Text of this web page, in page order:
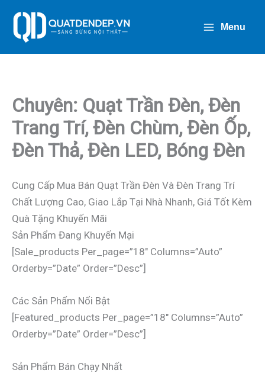
Dung
Menu
Chuyên: Quạt Trần Đèn, Đèn
Trang Trí, Đèn Chùm, Đèn Ốp,
Đèn Thả, Đèn LED, Bóng Đèn
Cung Cấp Mua Bán Quạt Trần Đèn Và Đèn Trang Trí
Chất Lượng Cao, Giao Lắp Tại Nhà Nhanh, Giá Tốt Kèm
Quà Tặng Khuyến Mãi
Sản Phẩm Đang Khuyến Mại
[sale_products Per_page=”18″ Columns=”auto”
Orderby=”date” Order=”desc”]
Các Sản Phẩm Nổi Bật
[featured_products Per_page=”18″ Columns=”auto”
Orderby=”date” Order=”desc”]
Sản Phẩm Bán Chạy Nhất